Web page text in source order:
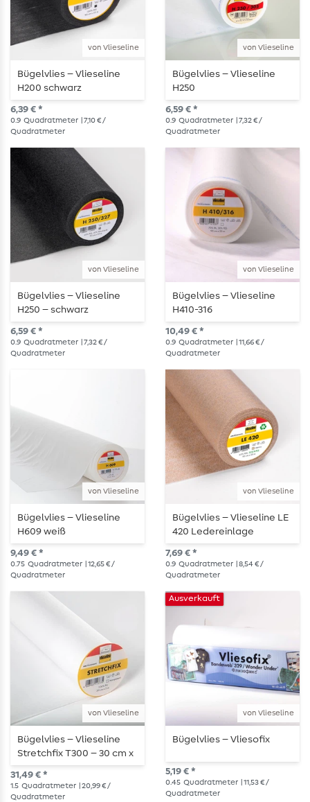
von Vlieseline
Bügelvlies – Vlieseline
H200 schwarz
6,39 € *
0.9 Quadratmeter
| 7,10 € /
Quadratmeter
von Vlieseline
Bügelvlies – Vlieseline
H250
6,59 € *
0.9 Quadratmeter
| 7,32 € /
Quadratmeter
von Vlieseline
Bügelvlies – Vlieseline
H250 – schwarz
6,59 € *
0.9 Quadratmeter
| 7,32 € /
Quadratmeter
von Vlieseline
Bügelvlies – Vlieseline
H410-316
10,49 € *
0.9 Quadratmeter
| 11,66 € /
Quadratmeter
von Vlieseline
Bügelvlies – Vlieseline
H609 weiß
9,49 € *
0.75 Quadratmeter
| 12,65 € /
Quadratmeter
von Vlieseline
Bügelvlies – Vlieseline LE
420 Ledereinlage
7,69 € *
0.9 Quadratmeter
| 8,54 € /
Quadratmeter
von Vlieseline
Bügelvlies – Vlieseline
Stretchfix T300 – 30 cm x
5 m
31,49 € *
1.5 Quadratmeter
| 20,99 € /
Quadratmeter
von Vlieseline
Ausverkauft
Bügelvlies – Vliesofix
5,19 € *
0.45 Quadratmeter
| 11,53 € /
Quadratmeter